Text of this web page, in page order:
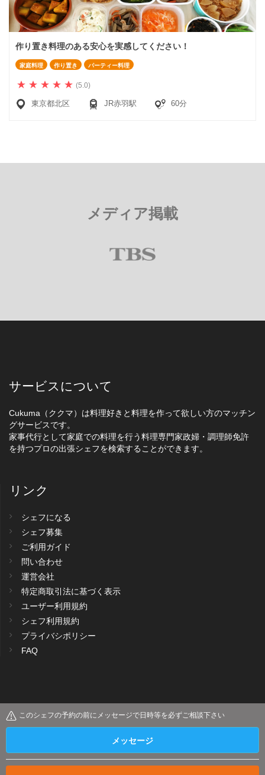
作り置き料理のある安心を実感してください！
家庭料理 作り置き パーティー料理
(5.0)
東京都北区 JR赤羽駅 60分
このシェフの予約の前にメッセージで日時等を必ずご相談下さい
メッセージ
メディア掲載
サービスについて
Cukuma（ククマ）は料理好きと料理を作って欲しい方のマッチン
グサービスです。
家事代行として家庭での料理を行う料理専門家政婦・調理師免許
を持つプロの出張シェフを検索することができます。
リンク
シェフになる
シェフ募集
ご利用ガイド
問い合わせ
運営会社
特定商取引法に基づく表示
ユーザー利用規約
シェフ利用規約
プライバシポリシー
FAQ
Copyright © Cukuma. All rights reserved